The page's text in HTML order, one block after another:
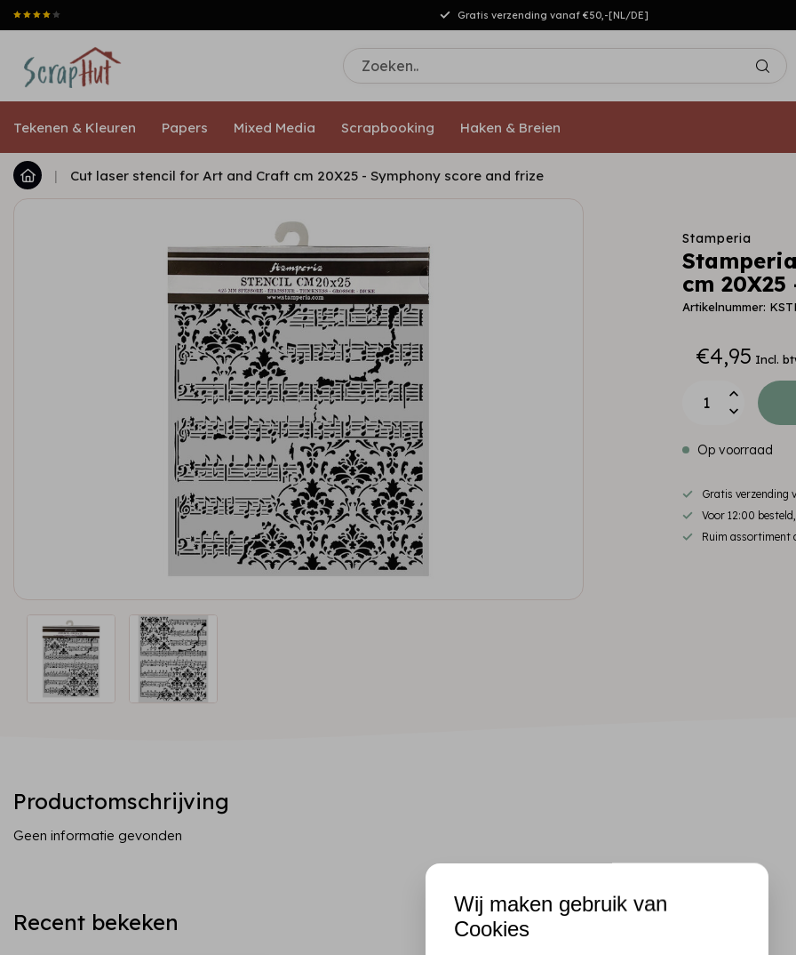
Gratis verzending vanaf €50,-[NL/DE]
Tekenen & Kleuren Papers Mixed Media Scrapbooking Haken & Breien
| Cut laser stencil for Art and Craft cm 20X25 - Symphony score and frize
Stamperia
cm
Artikelnummer:
€4,95 Incl.
Op voorraad
Gratis
Voor 12:00
Ruim assortiment
Productomschrijving
Geen informatie gevonden
Recent bekeken
Wij maken gebruik van
Cookies